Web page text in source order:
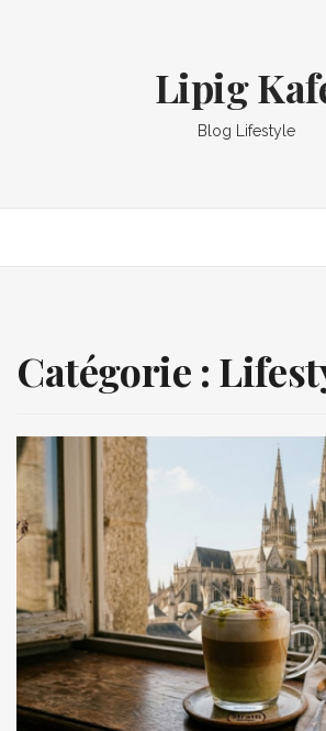
Lipig
Blog Lifestyle
Catégorie :